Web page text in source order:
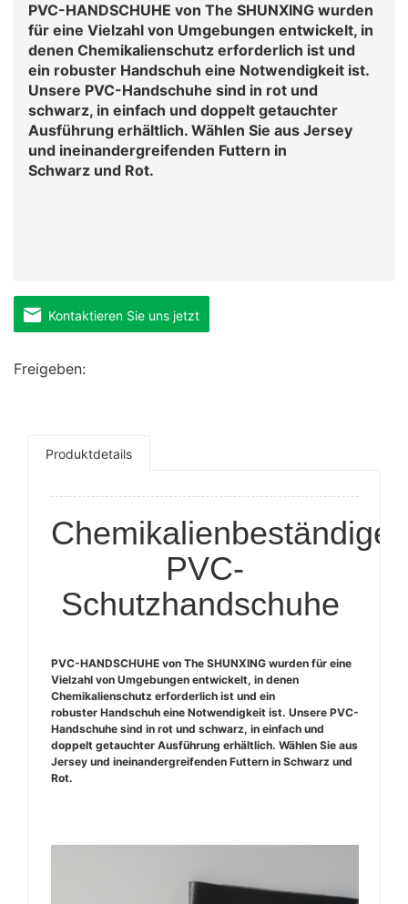
PVC-HANDSCHUHE von The SHUNXING wurden
für eine Vielzahl von Umgebungen entwickelt, in
denen Chemikalienschutz erforderlich ist und
ein robuster Handschuh eine Notwendigkeit ist.
Unsere PVC-Handschuhe sind in rot und
schwarz, in einfach und doppelt getauchter
Ausführung erhältlich. Wählen Sie aus Jersey
und ineinandergreifenden Futtern in
Schwarz und Rot.
Kontaktieren Sie uns jetzt
Freigeben:
Produktdetails
Chemikalienbeständige
PVC-
Schutzhandschuhe
PVC-HANDSCHUHE von The SHUNXING wurden für eine
Vielzahl von Umgebungen entwickelt, in denen
Chemikalienschutz erforderlich ist und ein
robuster Handschuh eine Notwendigkeit ist. Unsere PVC-
Handschuhe sind in rot und schwarz, in einfach und
doppelt getauchter Ausführung erhältlich. Wählen Sie aus
Jersey und ineinandergreifenden Futtern in Schwarz und
Rot.